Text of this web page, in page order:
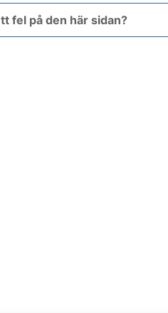
fel på den här sidan?